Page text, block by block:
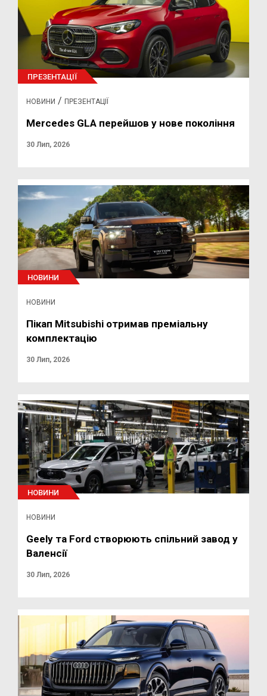
ПРЕЗЕНТАЦІЇ
НОВИНИ / ПРЕЗЕНТАЦІЇ
Mercedes GLA перейшов у нове покоління
30 Лип, 2026
НОВИНИ
НОВИНИ
Пікап Mitsubishi отримав преміальну
комплектацію
30 Лип, 2026
НОВИНИ
НОВИНИ
Geely та Ford створюють спільний завод у
Валенсії
30 Лип, 2026